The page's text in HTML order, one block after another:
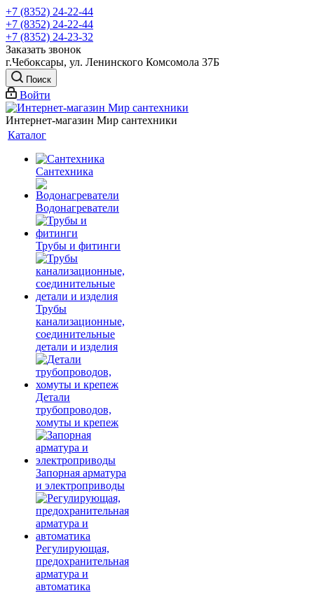
+7 (8352) 24-22-44
+7 (8352) 24-22-44
+7 (8352) 24-23-32
Заказать звонок
г.Чебоксары, ул. Ленинского Комсомола 37Б
Поиск
Войти
Интернет-магазин Мир сантехники
Каталог
Сантехника
Водонагреватели
Трубы и фитинги
Трубы
канализационные,
соединительные
детали и изделия
Детали
трубопроводов,
хомуты и крепеж
Запорная арматура
и электроприводы
Регулирующая,
предохранительная
арматура и
автоматика